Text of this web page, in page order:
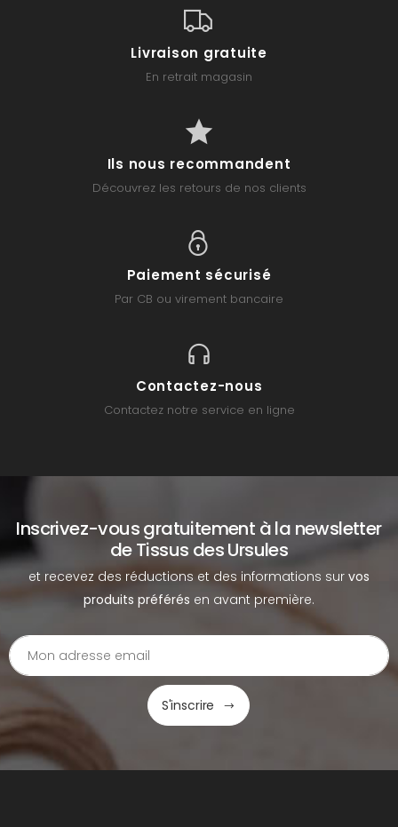
Livraison gratuite
En retrait magasin
Ils nous recommandent
Découvrez les retours de nos clients
Paiement sécurisé
Par CB ou virement bancaire
Contactez-nous
Contactez notre service en ligne
Inscrivez-vous gratuitement à la newsletter
de Tissus des Ursules
et recevez des réductions et des informations sur vos
produits préférés en avant première.
S'inscrire